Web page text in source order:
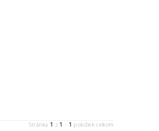
Stránka 1 z 1 - 1 položiek celkom